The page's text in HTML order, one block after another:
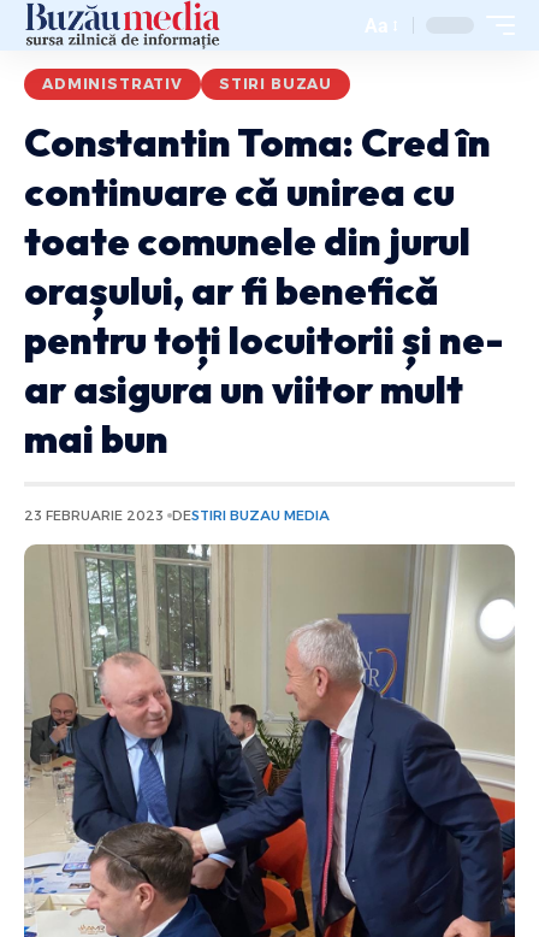
Aa
ADMINISTRATIV STIRI BUZAU
Constantin Toma: Cred în
continuare că unirea cu
toate comunele din jurul
orașului, ar fi benefică
pentru toți locuitorii și ne-
ar asigura un viitor mult
mai bun
23 FEBRUARIE 2023 DESTIRI BUZAU MEDIA